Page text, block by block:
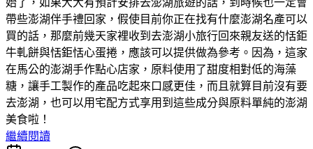
帶些澎湖伴手禮回家，假使目前你正在找有什麼澎湖名產可以
買的話，那麼前幾天家裡收到去澎湖小旅行回來親友送的恬鉅
牛軋餅與恬鉅恬心蛋捲，應該可以提供做為參考。因為，這家
在馬公的澎湖手作點心店家，原料使用了甜度相對低的海藻
糖，讓手工製作的產品吃起來口感更佳，而且就算目前沒有要
去澎湖，也可以用宅配方式享用到這些成分與原料單純的澎湖
美食啦！
繼續閱讀